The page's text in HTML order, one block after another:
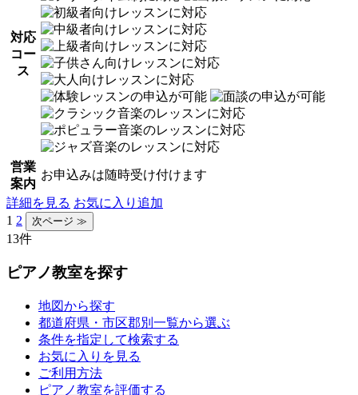
対応
コー
ス
営業
案内
お申込みは随時受け付けます
詳細を見る お気に入り追加
1 2
13件
ピアノ教室を探す
地図から探す
都道府県・市区郡別一覧から選ぶ
条件を指定して検索する
お気に入りを見る
ご利用方法
ピアノ教室を評価する